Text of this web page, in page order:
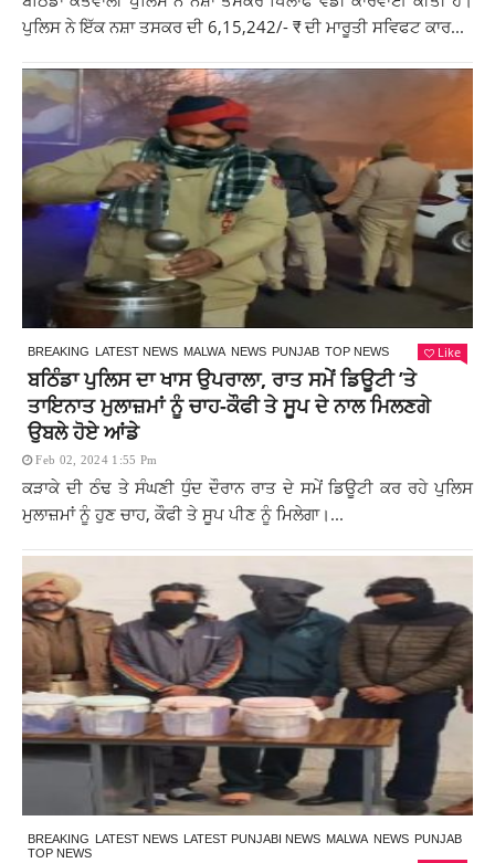
ਪੁਲਿਸ ਨੇ ਇੱਕ ਨਸ਼ਾ ਤਸਕਰ ਦੀ 6,15,242/- ₹ ਦੀ ਮਾਰੂਤੀ ਸਵਿਫਟ ਕਾਰ...
BREAKING LATEST NEWS MALWA NEWS PUNJAB TOP NEWS Like
ਬਠਿੰਡਾ ਪੁਲਿਸ ਦਾ ਖਾਸ ਉਪਰਾਲਾ, ਰਾਤ ਸਮੇਂ ਡਿਊਟੀ ’ਤੇ
ਤਾਇਨਾਤ ਮੁਲਾਜ਼ਮਾਂ ਨੂੰ ਚਾਹ-ਕੌਫੀ ਤੇ ਸੂਪ ਦੇ ਨਾਲ ਮਿਲਣਗੇ
ਉਬਲੇ ਹੋਏ ਆਂਡੇ
Feb 02, 2024 1:55 Pm
ਕੜਾਕੇ ਦੀ ਠੰਢ ਤੇ ਸੰਘਣੀ ਧੁੰਦ ਦੌਰਾਨ ਰਾਤ ਦੇ ਸਮੇਂ ਡਿਊਟੀ ਕਰ ਰਹੇ ਪੁਲਿਸ
ਮੁਲਾਜ਼ਮਾਂ ਨੂੰ ਹੁਣ ਚਾਹ, ਕੌਫੀ ਤੇ ਸੂਪ ਪੀਣ ਨੂੰ ਮਿਲੇਗਾ।...
BREAKING LATEST NEWS LATEST PUNJABI NEWS MALWA NEWS PUNJAB
TOP NEWS